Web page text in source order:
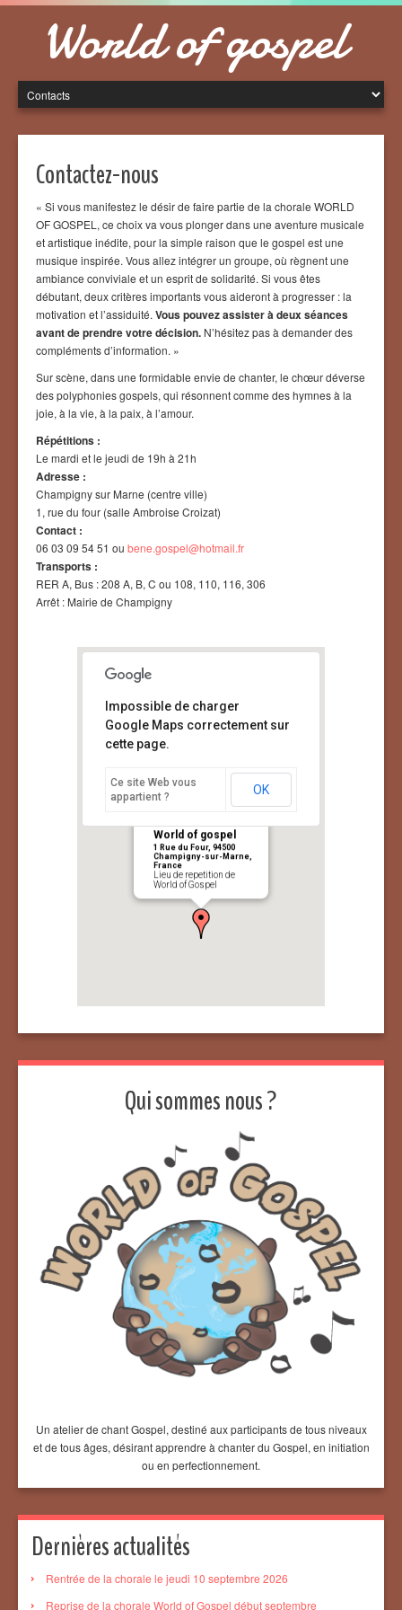
World of gospel
Contactez-nous
« Si vous manifestez le désir de faire partie de la chorale WORLD
OF GOSPEL, ce choix va vous plonger dans une aventure musicale
et artistique inédite, pour la simple raison que le gospel est une
musique inspirée. Vous allez intégrer un groupe, où règnent une
ambiance conviviale et un esprit de solidarité. Si vous êtes
débutant, deux critères importants vous aideront à progresser : la
motivation et l’assiduité. Vous pouvez assister à deux séances
avant de prendre votre décision. N’hésitez pas à demander des
compléments d’information. »
Sur scène, dans une formidable envie de chanter, le chœur déverse
des polyphonies gospels, qui résonnent comme des hymnes à la
joie, à la vie, à la paix, à l’amour.
Répétitions :
Le mardi et le jeudi de 19h à 21h
Adresse :
Champigny sur Marne (centre ville)
1, rue du four (salle Ambroise Croizat)
Contact :
06 03 09 54 51 ou bene.gospel@hotmail.fr
Transports :
RER A, Bus : 208 A, B, C ou 108, 110, 116, 306
Arrêt : Mairie de Champigny
World of gospel
1 Rue du Four, 94500
Champigny-sur-Marne,
France
Lieu de repetition de
World of Gospel
Impossible de charger
Google Maps correctement sur
cette page.
Ce site Web vous
appartient ?
OK
Qui sommes nous ?
Un atelier de chant Gospel, destiné aux participants de tous niveaux
et de tous âges, désirant apprendre à chanter du Gospel, en initiation
ou en perfectionnement.
Dernières actualités
Rentrée de la chorale le jeudi 10 septembre 2026
Reprise de la chorale World of Gospel début septembre